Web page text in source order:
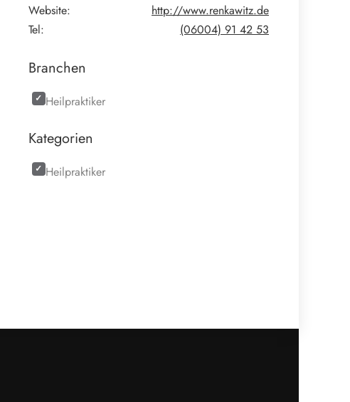
Website:
http://www.renkawitz.de
Tel:
(06004) 91 42 53
Branchen
Heilpraktiker
Kategorien
Heilpraktiker